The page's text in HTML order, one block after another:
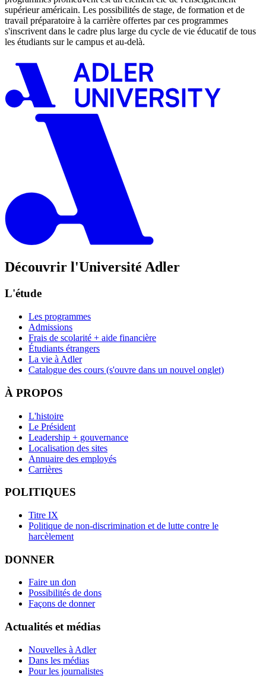
supérieur américain. Les possibilités de stage, de formation et de
travail préparatoire à la carrière offertes par ces programmes
s'inscrivent dans le cadre plus large du cycle de vie éducatif de tous
les étudiants sur le campus et au-delà.
Découvrir l'Université Adler
L'étude
Les programmes
Admissions
Frais de scolarité + aide financière
Étudiants étrangers
La vie à Adler
Catalogue des cours (s'ouvre dans un nouvel onglet)
À PROPOS
L'histoire
Le Président
Leadership + gouvernance
Localisation des sites
Annuaire des employés
Carrières
POLITIQUES
Titre IX
Politique de non-discrimination et de lutte contre le
harcèlement
DONNER
Faire un don
Possibilités de dons
Façons de donner
Actualités et médias
Nouvelles à Adler
Dans les médias
Pour les journalistes